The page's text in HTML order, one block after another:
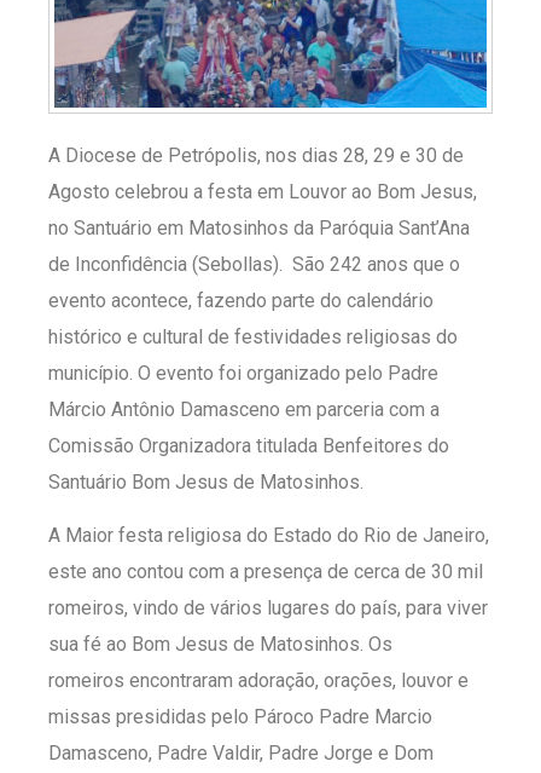
A Diocese de Petrópolis, nos dias 28, 29 e 30 de
Agosto celebrou a festa em Louvor ao Bom Jesus,
no Santuário em Matosinhos da Paróquia Sant’Ana
de Inconfidência (Sebollas). São 242 anos que o
evento acontece, fazendo parte do calendário
histórico e cultural de festividades religiosas do
município. O evento foi organizado pelo Padre
Márcio Antônio Damasceno em parceria com a
Comissão Organizadora titulada Benfeitores do
Santuário Bom Jesus de Matosinhos.
A Maior festa religiosa do Estado do Rio de Janeiro,
este ano contou com a presença de cerca de 30 mil
romeiros, vindo de vários lugares do país, para viver
sua fé ao Bom Jesus de Matosinhos. Os
romeiros encontraram adoração, orações, louvor e
missas presididas pelo Pároco Padre Marcio
Damasceno, Padre Valdir, Padre Jorge e Dom